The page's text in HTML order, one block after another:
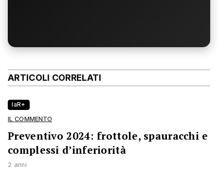
ARTICOLI CORRELATI
laR+
IL COMMENTO
Preventivo 2024: frottole, spauracchi e
complessi d’inferiorità
2 anni